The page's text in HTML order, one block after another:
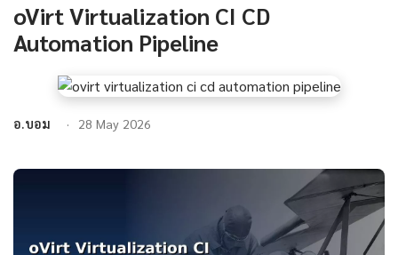
oVirt Virtualization CI CD
Automation Pipeline
อ.บอม 28 May 2026